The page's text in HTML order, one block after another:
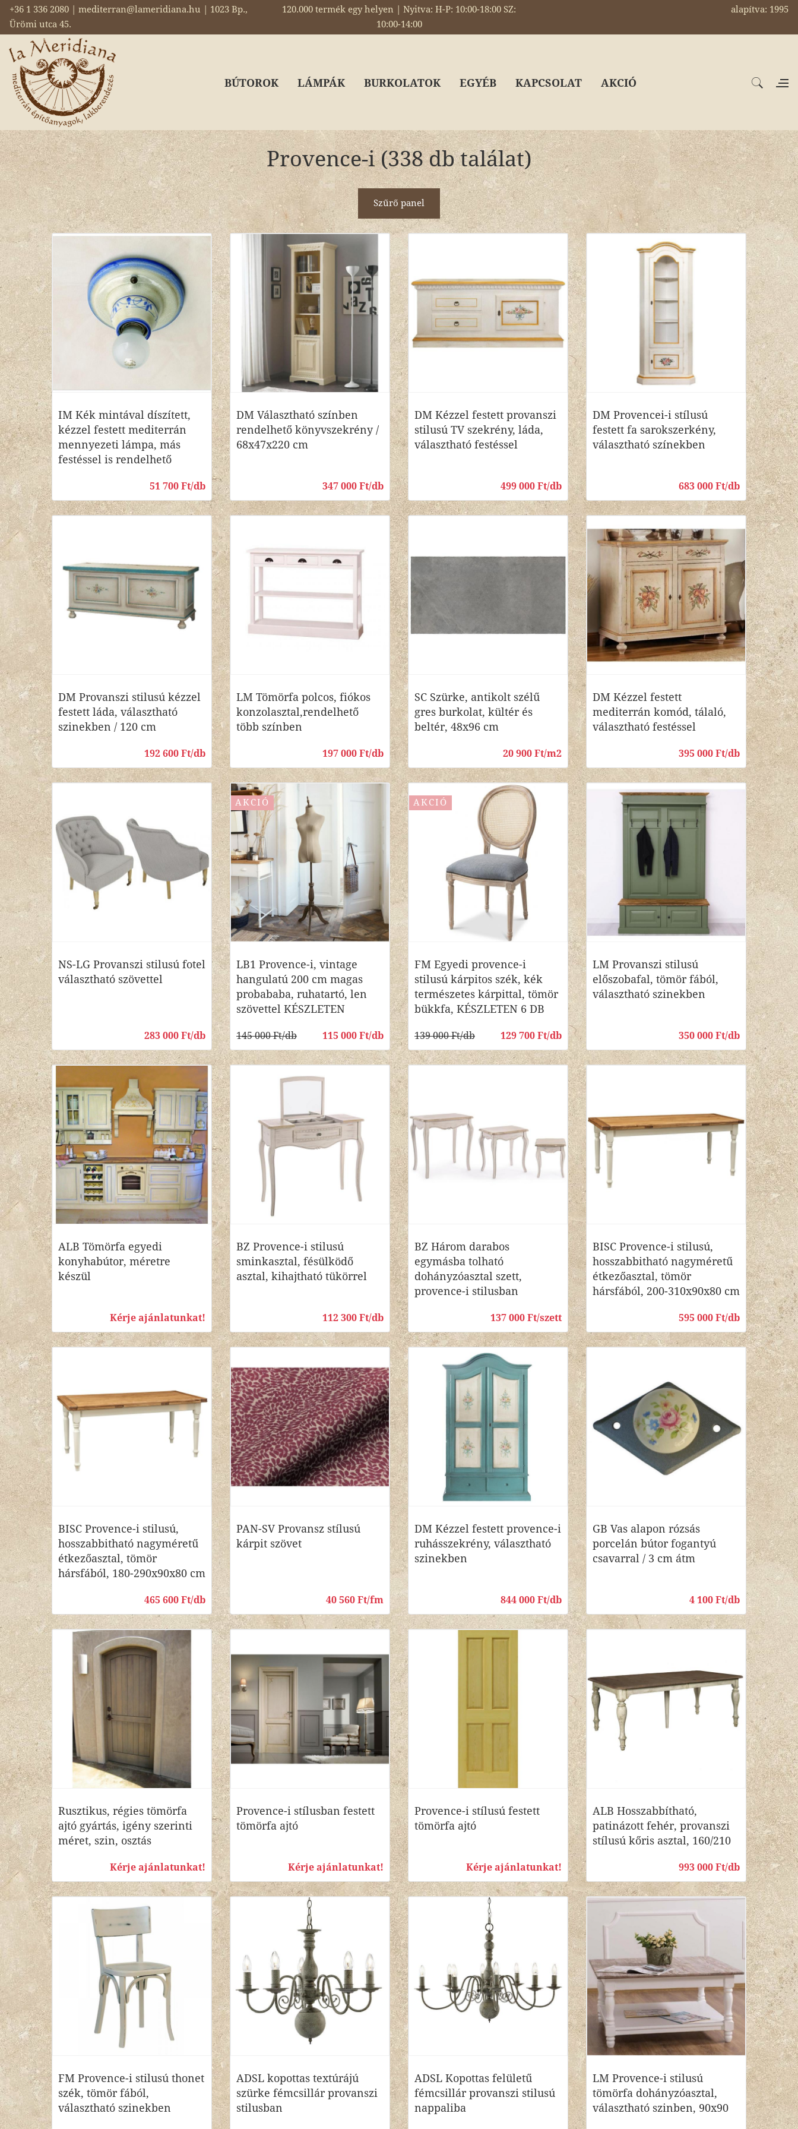
+36 1 336 2080 | mediterran@lameridiana.hu | 1023 Bp.,
Ürömi utca 45.
120.000 termék egy helyen | Nyitva: H-P: 10:00-18:00 SZ:
10:00-14:00
alapítva: 1995
BÚTOROK LÁMPÁK BURKOLATOK EGYÉB KAPCSOLAT AKCIÓ
Provence-i (338 db találat)
Szűrő panel
IM Kék mintával díszített,
kézzel festett mediterrán
mennyezeti lámpa, más
festéssel is rendelhető
51 700 Ft/db
DM Választható színben
rendelhető könyvszekrény /
68x47x220 cm
347 000 Ft/db
DM Kézzel festett provanszi
stilusú TV szekrény, láda,
választható festéssel
499 000 Ft/db
DM Provencei-i stílusú
festett fa sarokszerkény,
választható színekben
683 000 Ft/db
DM Provanszi stilusú kézzel
festett láda, választható
szinekben / 120 cm
192 600 Ft/db
LM Tömörfa polcos, fiókos
konzolasztal,rendelhető
több színben
197 000 Ft/db
SC Szürke, antikolt szélű
gres burkolat, kültér és
beltér, 48x96 cm
20 900 Ft/m2
DM Kézzel festett
mediterrán komód, tálaló,
választható festéssel
395 000 Ft/db
NS-LG Provanszi stilusú fotel
választható szövettel
283 000 Ft/db
AKCIÓ
LB1 Provence-i, vintage
hangulatú 200 cm magas
probababa, ruhatartó, len
szövettel KÉSZLETEN
145 000 Ft/db 115 000 Ft/db
AKCIÓ
FM Egyedi provence-i
stilusú kárpitos szék, kék
természetes kárpittal, tömör
bükkfa, KÉSZLETEN 6 DB
139 000 Ft/db 129 700 Ft/db
LM Provanszi stilusú
előszobafal, tömör fából,
választható szinekben
350 000 Ft/db
ALB Tömörfa egyedi
konyhabútor, méretre
készül
Kérje ajánlatunkat!
BZ Provence-i stilusú
sminkasztal, fésülködő
asztal, kihajtható tükörrel
112 300 Ft/db
BZ Három darabos
egymásba tolható
dohányzóasztal szett,
provence-i stilusban
137 000 Ft/szett
BISC Provence-i stilusú,
hosszabbitható nagyméretű
étkezőasztal, tömör
hársfából, 200-310x90x80 cm
595 000 Ft/db
BISC Provence-i stilusú,
hosszabbitható nagyméretű
étkezőasztal, tömör
hársfából, 180-290x90x80 cm
465 600 Ft/db
PAN-SV Provansz stílusú
kárpit szövet
40 560 Ft/fm
DM Kézzel festett provence-i
ruhásszekrény, választható
szinekben
844 000 Ft/db
GB Vas alapon rózsás
porcelán bútor fogantyú
csavarral / 3 cm átm
4 100 Ft/db
Rusztikus, régies tömörfa
ajtó gyártás, igény szerinti
méret, szin, osztás
Kérje ajánlatunkat!
Provence-i stílusban festett
tömörfa ajtó
Kérje ajánlatunkat!
Provence-i stílusú festett
tömörfa ajtó
Kérje ajánlatunkat!
ALB Hosszabbítható,
patinázott fehér, provanszi
stílusú kőris asztal, 160/210
993 000 Ft/db
FM Provence-i stilusú thonet
szék, tömör fából,
választható szinekben
ADSL kopottas textúrájú
szürke fémcsillár provanszi
stilusban
ADSL Kopottas felületű
fémcsillár provanszi stilusú
nappaliba
LM Provence-i stilusú
tömörfa dohányzóasztal,
választható szinben, 90x90